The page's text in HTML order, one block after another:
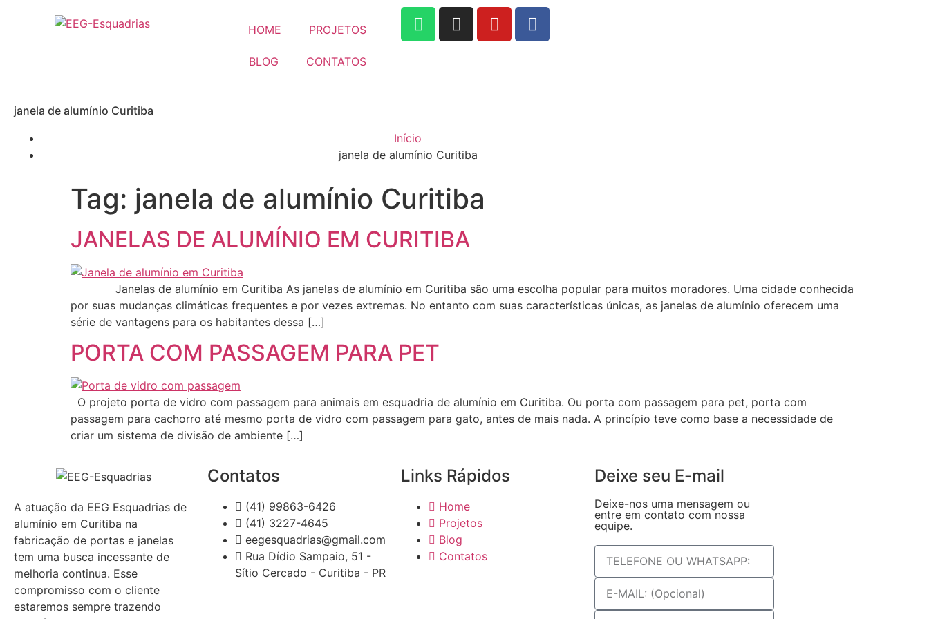
HOME PROJETOS
BLOG CONTATOS
janela de alumínio Curitiba
Início
janela de alumínio Curitiba
Tag: janela de alumínio Curitiba
JANELAS DE ALUMÍNIO EM CURITIBA
Janelas de alumínio em Curitiba As janelas de alumínio em Curitiba são uma escolha popular para muitos moradores. Uma cidade conhecida
por suas mudanças climáticas frequentes e por vezes extremas. No entanto com suas características únicas, as janelas de alumínio oferecem uma
série de vantagens para os habitantes dessa […]
PORTA COM PASSAGEM PARA PET
O projeto porta de vidro com passagem para animais em esquadria de alumínio em Curitiba. Ou porta com passagem para pet, porta com
passagem para cachorro até mesmo porta de vidro com passagem para gato, antes de mais nada. A princípio teve como base a necessidade de
criar um sistema de divisão de ambiente […]
A atuação da EEG Esquadrias de
alumínio em Curitiba na
fabricação de portas e janelas
tem uma busca incessante de
melhoria continua. Esse
compromisso com o cliente
estaremos sempre trazendo
Contatos
(41) 99863-6426
(41) 3227-4645
eegesquadrias@gmail.com
Rua Dídio Sampaio, 51 -
Sítio Cercado - Curitiba - PR
Links Rápidos
Home
Projetos
Blog
Contatos
Deixe seu E-mail
Deixe-nos uma mensagem ou
entre em contato com nossa
equipe.